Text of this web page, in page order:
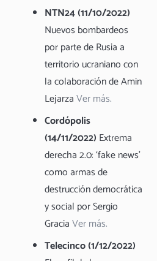
NTN24 (11/10/2022)
Nuevos bombardeos
por parte de Rusia a
territorio ucraniano con
la colaboración de Amin
LejarzaVer más.
Cordópolis
(14/11/2022) Extrema
derecha 2.0: ‘fake news’
como armas de
destrucción democrática
y social por Sergio
GraciaVer más.
Telecinco (1/12/2022)